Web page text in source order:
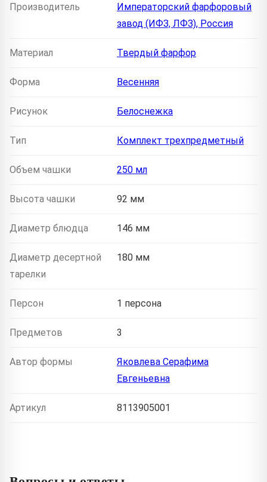
Производитель
Императорский фарфоровый
завод (ИФЗ, ЛФЗ), Россия
Материал Твердый фарфор
Форма Весенняя
Рисунок Белоснежка
Тип Комплект трехпредметный
Объем чашки 250 мл
Высота чашки 92 мм
Диаметр блюдца 146 мм
Диаметр десертной
тарелки
180 мм
Персон 1 персона
Предметов 3
Автор формы
Яковлева Серафима
Евгеньевна
Артикул 8113905001